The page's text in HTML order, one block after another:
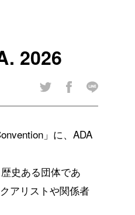
2026
」に、ADA
史ある団体であ
アリストや関係者